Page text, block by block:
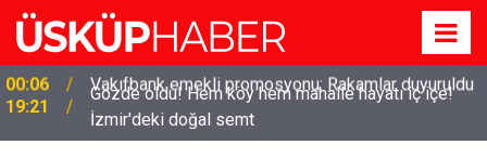
19:21
Gözde oldu! Hem köy hem mahalle hayatı iç içe!
İzmir'deki doğal semt